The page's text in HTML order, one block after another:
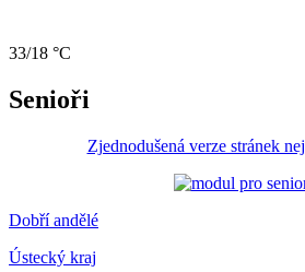
33/18 °C
Senioři
Zjednodušená verze stránek
Dobří andělé
Ústecký kraj